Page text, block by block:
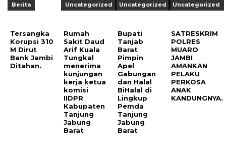
Berita
Tersangka
Korupsi 310
M Dirut
Bank Jambi
Ditahan.
Uncategorized
Rumah
Sakit Daud
Arif Kuala
Tungkal
menerima
kunjungan
kerja ketua
komisi
IIDPR
Kabupaten
Tanjung
Jabung
Barat
Uncategorized
Bupati
Tanjab
Barat
Pimpin
Apel
Gabungan
dan Halal
BiHalal di
Lingkup
Pemda
Tanjung
Jabung
Barat
Uncategorized
SATRESKRIM
POLRES
MUARO
JAMBI
AMANKAN
PELAKU
PERKOSA
ANAK
KANDUNGNYA.